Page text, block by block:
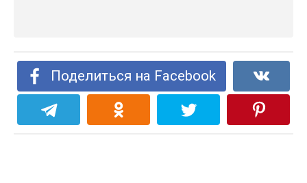
Поделиться на Facebook